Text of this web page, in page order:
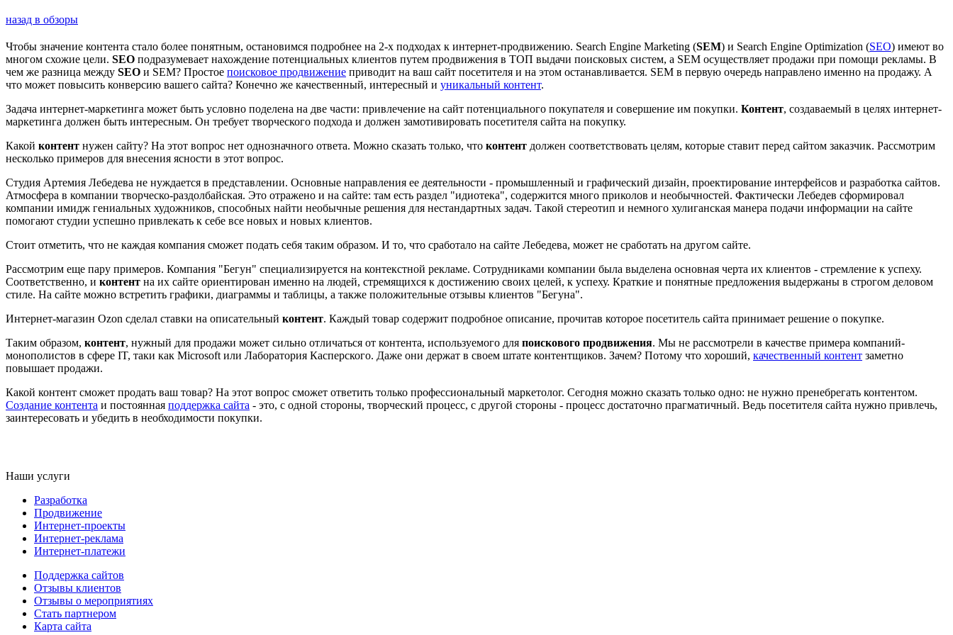
назад в обзоры
Чтобы значение контента стало более понятным, остановимся подробнее на 2-х подходах к интернет-продвижению. Search Engine Marketing (SEM) и Search Engine Optimization (SEO) имеют во
многом схожие цели. SEO подразумевает нахождение потенциальных клиентов путем продвижения в ТОП выдачи поисковых систем, а SEM осуществляет продажи при помощи рекламы. В
чем же разница между SEO и SEM? Простое поисковое продвижение приводит на ваш сайт посетителя и на этом останавливается. SEM в первую очередь направлено именно на продажу. А
что может повысить конверсию вашего сайта? Конечно же качественный, интересный и уникальный контент.
Задача интернет-маркетинга может быть условно поделена на две части: привлечение на сайт потенциального покупателя и совершение им покупки. Контент, создаваемый в целях интернет-
маркетинга должен быть интересным. Он требует творческого подхода и должен замотивировать посетителя сайта на покупку.
Какой контент нужен сайту? На этот вопрос нет однозначного ответа. Можно сказать только, что контент должен соответствовать целям, которые ставит перед сайтом заказчик. Рассмотрим
несколько примеров для внесения ясности в этот вопрос.
Студия Артемия Лебедева не нуждается в представлении. Основные направления ее деятельности - промышленный и графический дизайн, проектирование интерфейсов и разработка сайтов.
Атмосфера в компании творческо-раздолбайская. Это отражено и на сайте: там есть раздел "идиотека", содержится много приколов и необычностей. Фактически Лебедев сформировал
компании имидж гениальных художников, способных найти необычные решения для нестандартных задач. Такой стереотип и немного хулиганская манера подачи информации на сайте
помогают студии успешно привлекать к себе все новых и новых клиентов.
Стоит отметить, что не каждая компания сможет подать себя таким образом. И то, что сработало на сайте Лебедева, может не сработать на другом сайте.
Рассмотрим еще пару примеров. Компания "Бегун" специализируется на контекстной рекламе. Сотрудниками компании была выделена основная черта их клиентов - стремление к успеху.
Соответственно, и контент на их сайте ориентирован именно на людей, стремящихся к достижению своих целей, к успеху. Краткие и понятные предложения выдержаны в строгом деловом
стиле. На сайте можно встретить графики, диаграммы и таблицы, а также положительные отзывы клиентов "Бегуна".
Интернет-магазин Ozon сделал ставки на описательный контент. Каждый товар содержит подробное описание, прочитав которое посетитель сайта принимает решение о покупке.
Таким образом, контент, нужный для продажи может сильно отличаться от контента, используемого для поискового продвижения. Мы не рассмотрели в качестве примера компаний-
монополистов в сфере IT, таки как Microsoft или Лаборатория Касперского. Даже они держат в своем штате контентщиков. Зачем? Потому что хороший, качественный контент заметно
повышает продажи.
Какой контент сможет продать ваш товар? На этот вопрос сможет ответить только профессиональный маркетолог. Сегодня можно сказать только одно: не нужно пренебрегать контентом.
Создание контента и постоянная поддержка сайта - это, с одной стороны, творческий процесс, с другой стороны - процесс достаточно прагматичный. Ведь посетителя сайта нужно привлечь,
заинтересовать и убедить в необходимости покупки.
Наши услуги
Разработка
Продвижение
Интернет-проекты
Интернет-реклама
Интернет-платежи
Поддержка сайтов
Отзывы клиентов
Отзывы о мероприятиях
Стать партнером
Карта сайта